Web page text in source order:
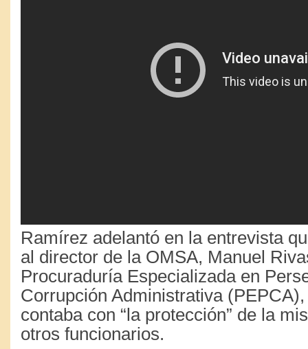
Ramírez adelantó en la entrevista
al director de la OMSA, Manuel
Procuraduría Especializada en
Corrupción Administrativa
contaba con “la protección” de la
otros funcionarios.